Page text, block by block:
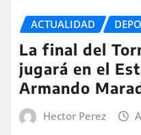
ACTUALIDAD
La final del
jugará en el
Armando
Hector Perez